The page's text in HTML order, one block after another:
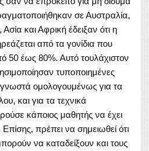
σε Αυστραλία,
και Αφρική έδειξαν ότι η
από τα γονίδια που
50 έως 80%. Αυτό τουλάχιστον
τυποποιημένες
γνωστά ομολογουμένως για τα
και για τα τεχνικά
κάποιος μαθητής να έχει
Επίσης, πρέπει να σημειωθεί ότι
να καταδείξουν και τους